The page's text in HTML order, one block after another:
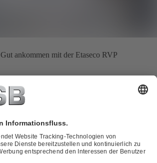
Gut ankommen mit der Etaseco RVP